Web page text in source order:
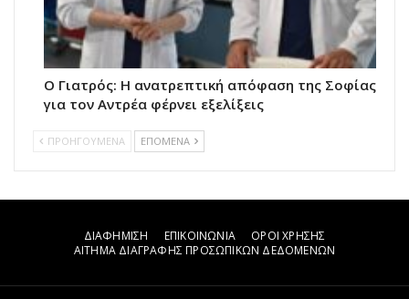
Ο Γιατρός: Η ανατρεπτική απόφαση της Σοφίας
για τον Αντρέα φέρνει εξελίξεις
ΠΡΟΗΓΟΥΜΕΝΑ ΕΠΟΜΕΝΑ
ΔΙΑΦΗΜΙΣΗ ΕΠΙΚΟΙΝΩΝΙΑ
ΟΡΟΙ ΧΡΗΣΗΣ
ΑΙΤΗΜΑ ΔΙΑΓΡΑΦΗΣ ΠΡΟΣΩΠΙΚΩΝ ΔΕΔΟΜΕΝΩΝ